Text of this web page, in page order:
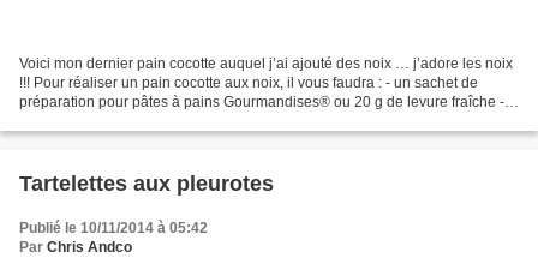
Voici mon dernier pain cocotte auquel j’ai ajouté des noix … j’adore les noix
!!! Pour réaliser un pain cocotte aux noix, il vous faudra : - un sachet de
préparation pour pâtes à pains Gourmandises® ou 20 g de levure fraîche -
Tartelettes aux pleurotes
Publié le 10/11/2014 à 05:42
Par Chris Andco